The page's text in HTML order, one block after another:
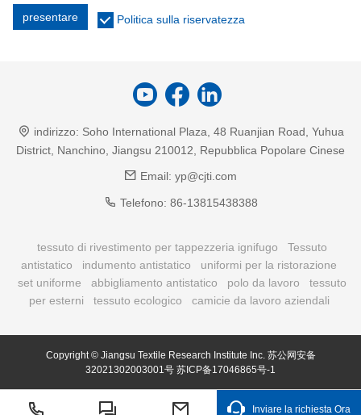
presentare Politica sulla riservatezza
indirizzo: Soho International Plaza, 48 Ruanjian Road, Yuhua
District, Nanchino, Jiangsu 210012, Repubblica Popolare Cinese
Email: yp@cjti.com
Telefono: 86-13815438388
tessuto di rivestimento per tappezzeria ignifugo
Tessuto
antistatico
indumento antistatico
uniformi per la ristorazione
set uniforme
abbigliamento antistatico polo da lavoro
tessuto
per esterni
tessuto ecologico camicie da lavoro aziendali
Copyright © Jiangsu Textile Research Institute Inc. 苏公网安备
32021302003001号 苏ICP备17046865号-1
Inviare la richiesta Ora